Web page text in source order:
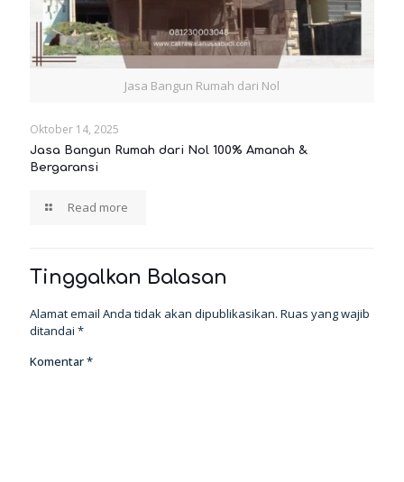
Jasa Bangun Rumah dari Nol
Oktober 14, 2025
Jasa Bangun Rumah dari Nol 100% Amanah &
Bergaransi
Read more
Tinggalkan Balasan
Alamat email Anda tidak akan dipublikasikan. Ruas yang wajib
ditandai *
Komentar*